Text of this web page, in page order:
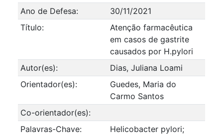
Ano de Defesa:
30/11/2021
Título:
Atenção farmacêutica
em casos de gastrite
causados por H.pylori
Autor(es):
Dias, Juliana Loami
Orientador(es):
Guedes, Maria do
Carmo Santos
Co-orientador(es):
Palavras-Chave:
Helicobacter pylori;